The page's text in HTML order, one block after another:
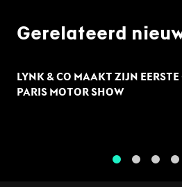
Gerelateerd
LYNK & CO MAAKT ZIJN
PARIS MOTOR SHOW